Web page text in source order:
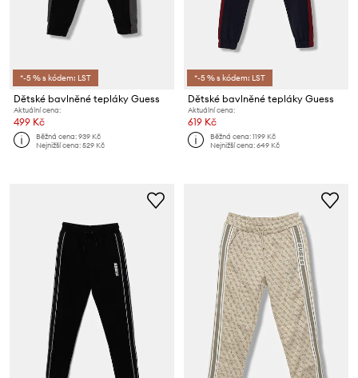
*-5 % s kódem: LST
Dětské bavlněné tepláky Guess
Aktuální cena:
499 Kč
Běžná cena:939 Kč
Nejnižší cena:529 Kč
*-5 % s kódem: LST
Dětské bavlněné tepláky Guess
Aktuální cena:
619 Kč
Běžná cena:1199 Kč
Nejnižší cena:649 Kč